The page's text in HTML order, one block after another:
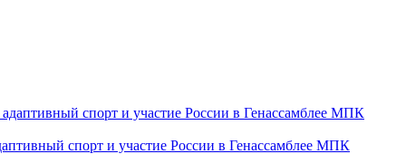
спорт и участие России в Генассамблее МПК